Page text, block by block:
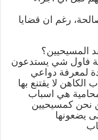
رغم ان قضايا
المسيحيين؟
فاول شي يستدعون
لمعرفة دواعي
لا يقتنع بها
هي اسباب
نحن كمسيحيين
يضعونها